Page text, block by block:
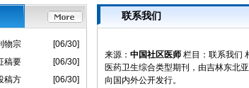
物宗
[06/30]
稿要
[06/30]
稿方
[06/30]
联系我们
来源： 中国社区医师 栏目： 联系我们
医药卫生综合类型期刊，由吉林东北
向国内外公开发行。